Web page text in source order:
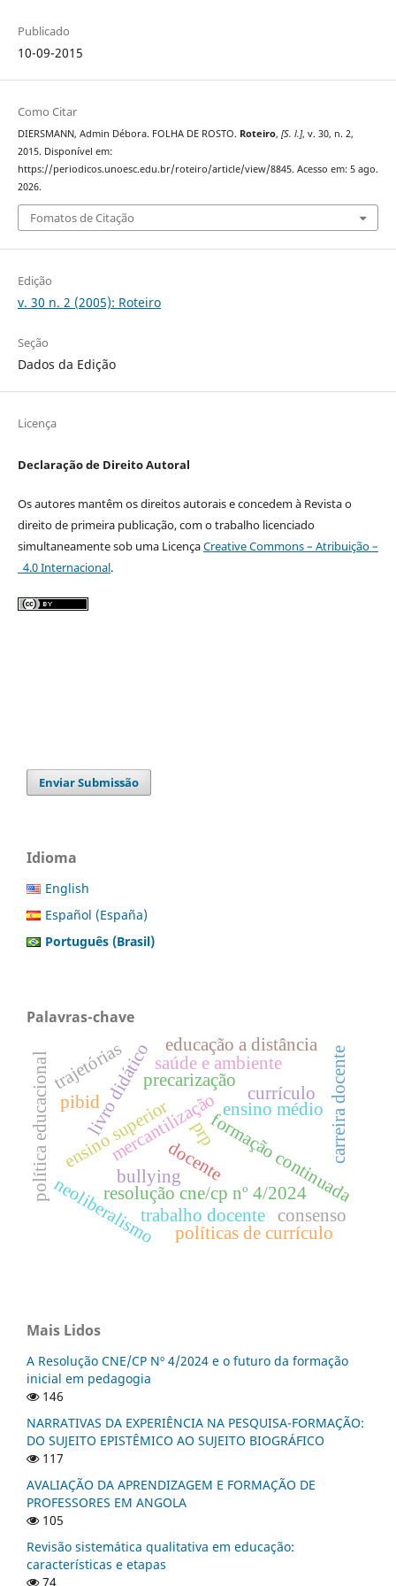
Publicado
10-09-2015
Como Citar
DIERSMANN, Admin Débora. FOLHA DE ROSTO. Roteiro, [S. l.], v. 30, n. 2,
2015. Disponível em:
https://periodicos.unoesc.edu.br/roteiro/article/view/8845. Acesso em: 5 ago.
2026.
Fomatos de Citação
Edição
v. 30 n. 2 (2005): Roteiro
Seção
Dados da Edição
Licença
Declaração de Direito Autoral
Os autores mantêm os direitos autorais e concedem à Revista o
direito de primeira publicação, com o trabalho licenciado
simultaneamente sob uma LicençaCreative Commons – Atribuição –
4.0 Internacional.
Enviar Submissão
Idioma
English
Español (España)
Português (Brasil)
Palavras-chave
formação continuada
resolução cne/cp nº 4/2024
docente
currículo
ensino superior
mercantilização
neoliberalismo
precarização
trabalho docente
saúde e ambiente
livro didático
bullying
ensino médio
prp
política educacionaltrajetórias
políticas de currículo
carreira docente
pibid
educação a distância
consenso
Mais Lidos
A Resolução CNE/CP Nº 4/2024 e o futuro da formação
inicial em pedagogia
146
NARRATIVAS DA EXPERIÊNCIA NA PESQUISA-FORMAÇÃO:
DO SUJEITO EPISTÊMICO AO SUJEITO BIOGRÁFICO
117
AVALIAÇÃO DA APRENDIZAGEM E FORMAÇÃO DE
PROFESSORES EM ANGOLA
105
Revisão sistemática qualitativa em educação:
características e etapas
74